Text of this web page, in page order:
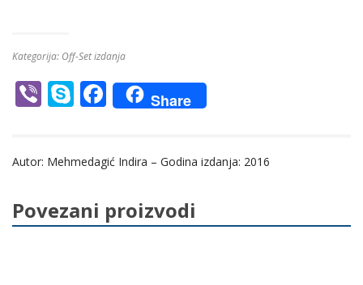
Kategorija: Off-Set izdanja
Vi S
p
F
ac
b
o
Share
Autor: Mehmedagić Indira – Godina izdanja: 2016
Povezani proizvodi